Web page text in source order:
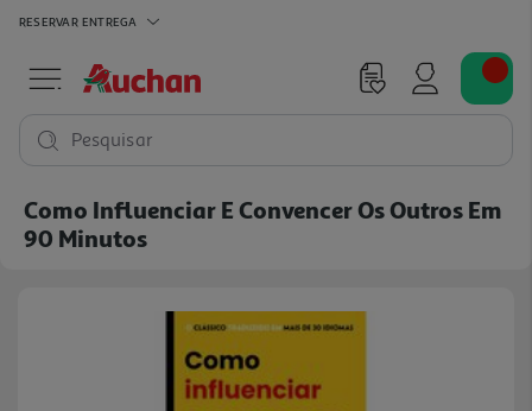
RESERVAR ENTREGA
Pesquisar
Como Influenciar E Convencer Os Outros Em
90 Minutos